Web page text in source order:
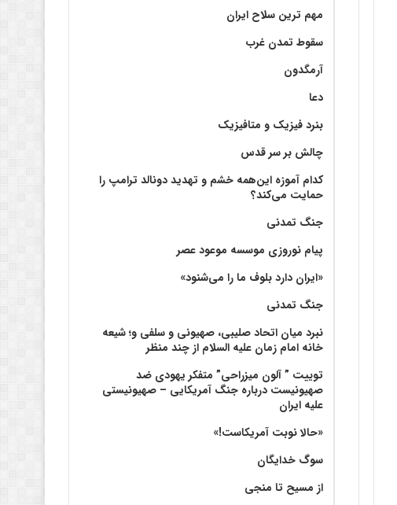
مهم ترین سلاح ایران
سقوط تمدن غرب
آرمگدون
دعا
بنرد فیزیک و متافیزیک
چالش بر سر قدس
کدام آموزه این‌همه خشم و تهدید دونالد ترامپ را
حمایت می‌کند؟
جنگ تمدنی
پیام نوروزی موسسه موعود عصر
«ایران دارد بلوف ما را می‌شنود»
جنگ تمدنی
نبرد میان اتحاد صلیبی، صهیونی و سلفی و؛ شیعه
خانه امام زمان علیه السلام از چند منظر
توییت ” آلون میزراحی” متفکر یهودی ضد
صهیونیست درباره جنگ آمریکایی – صهیونیستی
علیه ایران
«حالا نوبت آمریکاست!»
سوگ خدایگان
از مسیح تا منجی